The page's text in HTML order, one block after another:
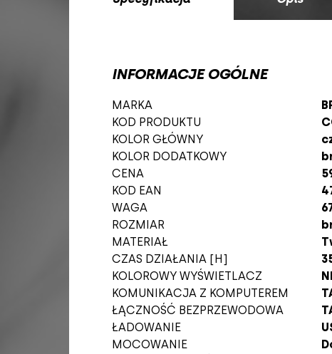
INFORMACJE OGÓLNE
MARKA
KOD PRODUKTU
KOLOR GŁÓWNY
KOLOR DODATKOWY
CENA
KOD EAN
WAGA
ROZMIAR
MATERIAŁ
CZAS DZIAŁANIA [H]
KOLOROWY WYŚWIETLACZ
KOMUNIKACJA Z KOMPUTEREM
ŁĄCZNOŚĆ BEZPRZEWODOWA
ŁADOWANIE
MOCOWANIE